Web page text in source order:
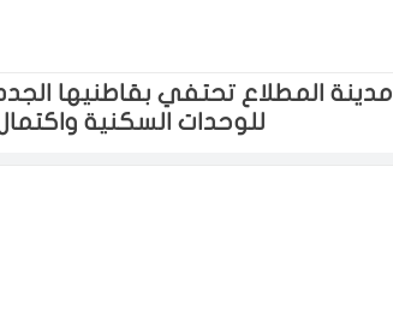
مدينة المطلاع تحتفي بقاطنيها الجدد
للوحدات السكنية واكتمال